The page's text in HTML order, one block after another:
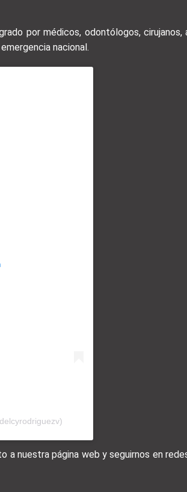
por médicos, odontólogos,
nacional.
a nuestra página web y seguirnos en